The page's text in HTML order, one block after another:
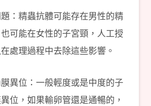
：精蟲抗體可能存在男性的精
可能在女性的子宮頸，人工授
處理過程中去除這些影響。
異位：一般輕度或是中度的子
位，如果輸卵管還是通暢的，